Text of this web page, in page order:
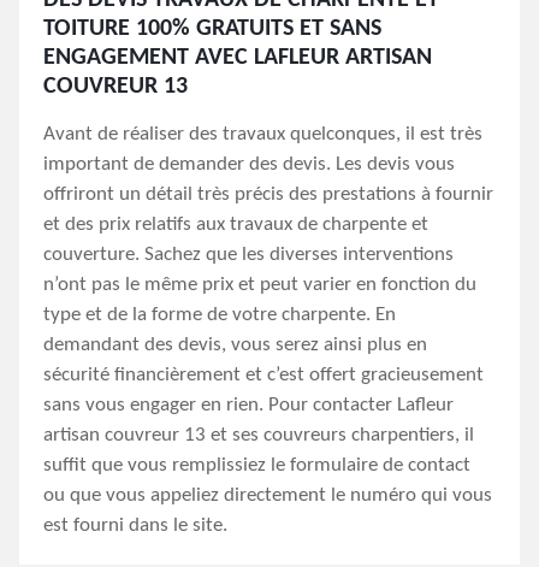
TOITURE 100% GRATUITS ET SANS
ENGAGEMENT AVEC LAFLEUR ARTISAN
COUVREUR 13
Avant de réaliser des travaux quelconques, il est très
important de demander des devis. Les devis vous
offriront un détail très précis des prestations à fournir
et des prix relatifs aux travaux de charpente et
couverture. Sachez que les diverses interventions
n’ont pas le même prix et peut varier en fonction du
type et de la forme de votre charpente. En
demandant des devis, vous serez ainsi plus en
sécurité financièrement et c’est offert gracieusement
sans vous engager en rien. Pour contacter Lafleur
artisan couvreur 13 et ses couvreurs charpentiers, il
suffit que vous remplissiez le formulaire de contact
ou que vous appeliez directement le numéro qui vous
est fourni dans le site.